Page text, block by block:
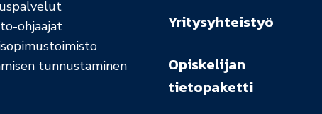
ohjaajat
tunnustaminen
Yritysyhteistyö
Opiskelijan
tietopaketti